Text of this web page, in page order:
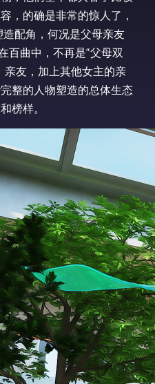
，的确是非常的惊人了，
配角，何况是父母亲友
百曲中，不再是“父母双
亲友，加上其他女主的亲
整的人物塑造的总体生态
榜样。